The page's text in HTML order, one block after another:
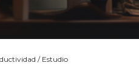
/ Estudio